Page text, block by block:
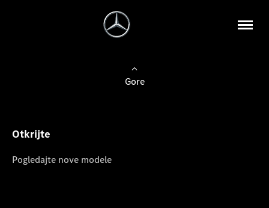
Gore
Otkrijte
Pogledajte nove modele